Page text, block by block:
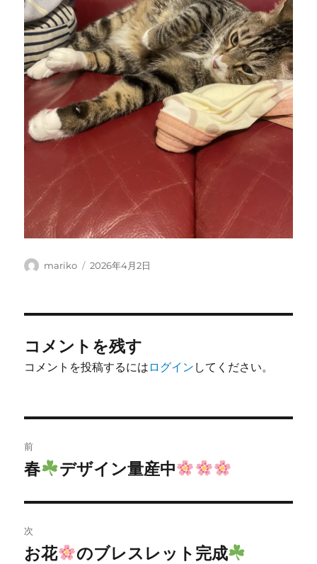
投
mariko
投
2026年4月2日
コメントを残す
コメントを投稿するには ログイン してください。
稿
ビ
ゲ
前
前
投
稿:
春 デザイン量産中
次
次
お花 のブレスレット完成